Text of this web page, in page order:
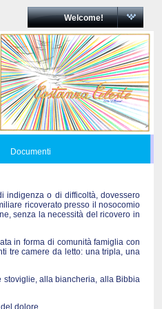
Welcome!
Documenti
indigenza o di difficoltà, dovessero
ricoverato presso il nosocomio
senza la necessità del ricovero in
in forma di comunità famiglia con
tre camere da letto: una tripla, una
stoviglie, alla biancheria, alla Bibbia
dolore.